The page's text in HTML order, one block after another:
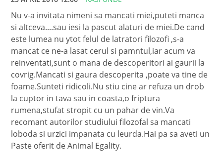
Nu v-a invitata nimeni sa mancati miei,puteti manca
si altceva....sau iesi la pascut alaturi de miei.De cand
este lumea nu ytot felul de latratori filozofi ,s-a
mancat ce ne-a lasat cerul si pamntul,iar acum va
reinventati,sunt o mana de descoperitori ai gaurii la
covrig.Mancati si gaura descoperita ,poate va tine de
foame.Sunteti ridicoli.Nu stiu cine ar refuza un drob
la cuptor in tava sau in coasta,o friptura
rumena,stufat stropit cu un pahar de vin.Va
recomant autorilor studiului filozofal sa mancati
loboda si urzici impanata cu leurda.Hai pa sa aveti un
Paste oferit de Animal Egality.